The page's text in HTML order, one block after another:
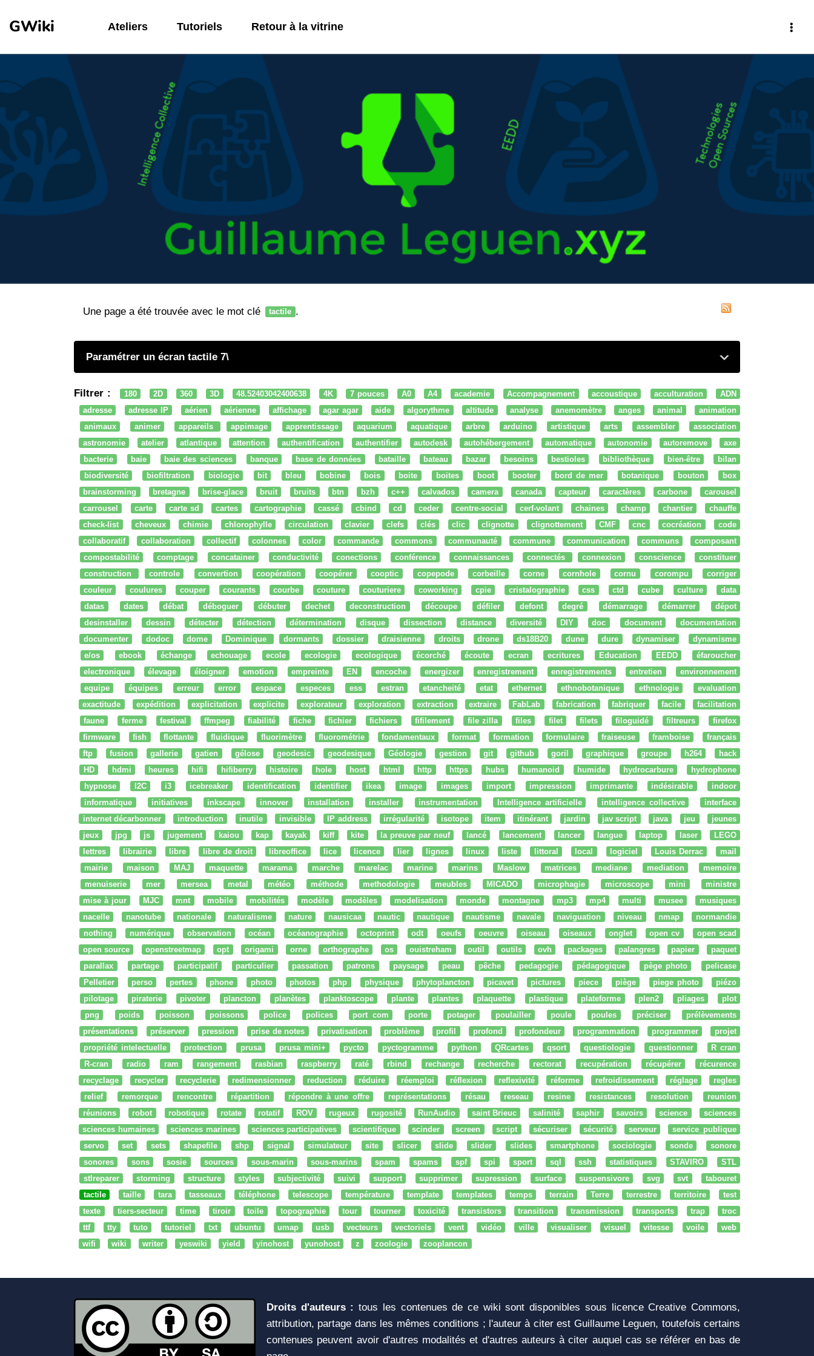
GWiki Ateliers Tutoriels Retour à la vitrine
Une page a été trouvée avec le mot clé tactile .
Paramétrer un écran tactile 7\
Filtrer : 180 2D 360 3D 48.52403042400638 4K 7 pouces A0 A4 academie Accompagnement accoustique acculturation
ADN
adresse
adresse IP aérien aérienne affichage agar agar aide algorythme altitude analyse anemomètre anges animal
animation
animaux
animer appareils appimage apprentissage aquarium aquatique arbre arduino artistique arts assembler
association
astronomie
atelier atlantique attention authentification authentifier autodesk autohébergement automatique autonomie autoremove
axe
bacterie
baie baie des sciences banque base de données bataille bateau bazar besoins bestioles bibliothèque bien-être
bilan
biodiversité
biofiltration biologie bit bleu bobine bois boite boites boot booter bord de mer botanique bouton
box
brainstorming
bretagne brise-glace bruit bruits btn bzh c++ calvados camera canada capteur caractères carbone
carousel
carrousel
carte carte sd cartes cartographie cassé cbind cd ceder centre-social cerf-volant chaines champ chantier
chauffe
check-list
cheveux chimie chlorophylle circulation clavier clefs clés clic clignotte clignottement CMF cnc cocréation
code
collaboratif
collaboration collectif colonnes color commande commons communauté commune communication communs
composant
compostabilité
comptage concatainer conductivité conections conférence connaissances connectés connexion conscience
constituer
construction
controle convertion coopération coopérer cooptic copepode corbeille corne cornhole cornu corompu
corriger
couleur
coulures couper courants courbe couture couturiere coworking cpie cristalographie css ctd cube culture
data
datas
dates débat déboguer débuter dechet deconstruction découpe défiler defont degré démarrage démarrer
dépot
desinstaller
dessin détecter détection détermination disque dissection distance diversité DIY doc document
documentation
documenter
dodoc dome Dominique dormants dossier draisienne droits drone ds18B20 dune dure dynamiser
dynamisme
e/os
ebook échange echouage ecole ecologie ecologique écorché écoute ecran ecritures Education EEDD
éfaroucher
electronique
élevage éloigner emotion empreinte EN encoche energizer enregistrement enregistrements entretien
environnement
equipe
équipes erreur error espace especes ess estran etancheité etat ethernet ethnobotanique ethnologie
evaluation
exactitude
expédition explicitation explicite explorateur exploration extraction extraire FabLab fabrication fabriquer facile
facilitation
faune
ferme festival ffmpeg fiabilité fiche fichier fichiers fifilement file zilla files filet filets filoguidé filtreurs
firefox
firmware
fish flottante fluidique fluorimètre fluorométrie fondamentaux format formation formulaire fraiseuse framboise
français
ftp
fusion gallerie gatien gélose geodesic geodesique Géologie gestion git github goril graphique groupe h264
hack
HD
hdmi heures hifi hifiberry histoire hole host html http https hubs humanoid humide hydrocarbure
hydrophone
hypnose
I2C i3 icebreaker identification identifier ikea image images import impression imprimante indésirable
indoor
informatique
initiatives inkscape innover installation installer instrumentation Intelligence artificielle intelligence collective
interface
internet décarbonner
introduction inutile invisible IP address irrégularité isotope item itinérant jardin jav script java jeu
jeunes
jeux
jpg js jugement kaiou kap kayak kiff kite la preuve par neuf lancé lancement lancer langue laptop laser
LEGO
lettres
librairie libre libre de droit libreoffice lice licence lier lignes linux liste littoral local logiciel Louis Derrac
mail
mairie
maison MAJ maquette marama marche marelac marine marins Maslow matrices mediane mediation
memoire
menuiserie
mer mersea metal météo méthode methodologie meubles MICADO microphagie microscope mini
ministre
mise à jour
MJC mnt mobile mobilités modèle modèles modelisation monde montagne mp3 mp4 multi musee
musiques
nacelle
nanotube nationale naturalisme nature nausicaa nautic nautique nautisme navale naviguation niveau nmap
normandie
nothing
numérique observation océan océanographie octoprint odt oeufs oeuvre oiseau oiseaux onglet open cv
open scad
open source
openstreetmap opt origami orne orthographe os ouistreham outil outils ovh packages palangres papier
paquet
parallax
partage participatif particulier passation patrons paysage peau pêche pedagogie pédagogique pège photo
pelicase
Pelletier
perso pertes phone photo photos php physique phytoplancton picavet pictures piece piège piege photo
piézo
pilotage
piraterie pivoter plancton planètes planktoscope plante plantes plaquette plastique plateforme plen2 pliages
plot
png
poids poisson poissons police polices port com porte potager poulailler poule poules préciser
prélèvements
présentations
préserver pression prise de notes privatisation problème profil profond profondeur programmation programmer
projet
propriété intelectuelle
protection prusa prusa mini+ pycto pyctogramme python QRcartes qsort questiologie questionner
R cran
R-cran
radio ram rangement rasbian raspberry raté rbind rechange recherche rectorat recupération récupérer
récurence
recyclage
recycler recyclerie redimensionner reduction réduire réemploi réflexion reflexivité réforme refroidissement réglage
regles
relief
remorque rencontre répartition répondre à une offre représentations résau reseau resine resistances resolution
reunion
réunions
robot robotique rotate rotatif ROV rugeux rugosité RunAudio saint Brieuc salinité saphir savoirs science
sciences
sciences humaines
sciences marines sciences participatives scientifique scinder screen script sécuriser sécurité serveur
service_publique
servo
set sets shapefile shp signal simulateur site slicer slide slider slides smartphone sociologie sonde
sonore
sonores
sons sosie sources sous-marin sous-marins spam spams spf spi sport sql ssh statistiques STAVIRO
STL
stlreparer
storming structure styles subjectivité suivi support supprimer supression surface suspensivore svg svt
tabouret
tactile
taille tara tasseaux téléphone telescope température template templates temps terrain Terre terrestre territoire
test
texte
tiers-secteur time tiroir toile topographie tour tourner toxicité transistors transition transmission transports trap
troc
ttf
tty tuto tutoriel txt ubuntu umap usb vecteurs vectoriels vent vidéo ville visualiser visuel vitesse voile
web
wifi
wiki writer yeswiki yield yinohost yunohost z zoologie zooplancon
Droits d'auteurs : tous les contenues de ce wiki sont disponibles sous licence Creative Commons,
attribution, partage dans les mêmes conditions ; l'auteur à citer est Guillaume Leguen, toutefois certains
contenues peuvent avoir d'autres modalités et d'autres auteurs à citer auquel cas se référer en bas de